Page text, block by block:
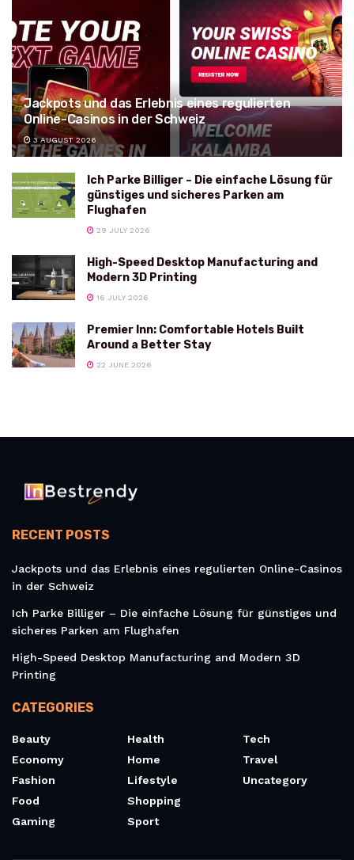
Jackpots und das Erlebnis eines regulierten
Online-Casinos in der Schweiz
3 AUGUST 2026
Ich Parke Billiger – Die einfache Lösung für
günstiges und sicheres Parken am
Flughafen
29 JULY 2026
High-Speed Desktop Manufacturing and
Modern 3D Printing
16 JULY 2026
Premier Inn: Comfortable Hotels Built
Around a Better Stay
22 JUNE 2026
RECENT POSTS
Jackpots und das Erlebnis eines regulierten Online-Casinos
in der Schweiz
Ich Parke Billiger – Die einfache Lösung für günstiges und
sicheres Parken am Flughafen
High-Speed Desktop Manufacturing and Modern 3D
Printing
CATEGORIES
Beauty
Economy
Fashion
Food
Gaming
Health
Home
Lifestyle
Shopping
Sport
Tech
Travel
Uncategory